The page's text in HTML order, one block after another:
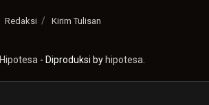
Redaksi Kirim Tulisan
Hipotesa - Diproduksi by hipotesa.